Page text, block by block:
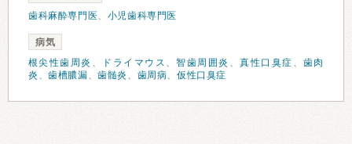
歯科麻酔専門医、 小児歯科専門医
病気
根尖性歯周炎 、 ドライマウス 、智歯周囲炎 、真性口臭症 、 歯肉
炎 、歯槽膿漏、歯髄炎 、 歯周病、仮性口臭症